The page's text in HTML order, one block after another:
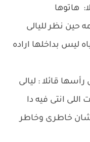
هاتوها
حين نظر لليالى
ليس بداخلها اراده
قائلا : ليالى
انتى فيه دا
خاطرى وخاطر